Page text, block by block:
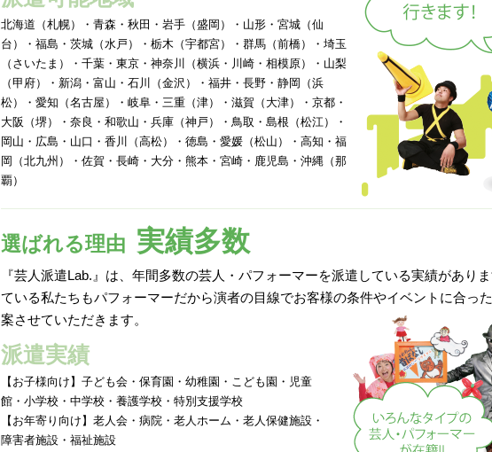
北海道（札幌）・青森・秋田・岩手（盛岡）・山形・宮城（仙
台）・福島・茨城（水戸）・栃木（宇都宮）・群馬（前橋）・埼玉
（さいたま）・千葉・東京・神奈川（横浜・川崎・相模原）・山梨
（甲府）・新潟・富山・石川（金沢）・福井・長野・静岡（浜
松）・愛知（名古屋）・岐阜・三重（津）・滋賀（大津）・京都・
大阪（堺）・奈良・和歌山・兵庫（神戸）・鳥取・島根（松江）・
岡山・広島・山口・香川（高松）・徳島・愛媛（松山）・高知・福
岡（北九州）・佐賀・長崎・大分・熊本・宮崎・鹿児島・沖縄（那
覇）
選ばれる理由 実績多数
『芸人派遣Lab.』は、年間多数の芸人・パフォーマーを派遣している実績があり
ている私たちもパフォーマーだから演者の目線でお客様の条件やイベントに合っ
案させていただきます。
派遣実績
【お子様向け】子ども会・保育園・幼稚園・こども園・児童
館・小学校・中学校・養護学校・特別支援学校
【お年寄り向け】老人会・病院・老人ホーム・老人保健施設・
障害者施設・福祉施設